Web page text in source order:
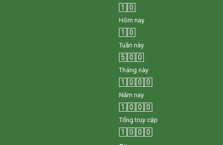
1 0
Hôm nay
1 0
Tuần này
5 0 0
Tháng này
1 0 0 0
Năm nay
1 0 0 0
Tổng truy cập
1 0 0
0